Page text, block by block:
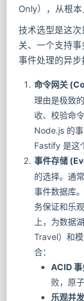
Only），从根本
技术选型是这
关、一个支持
事件处理的异步
命令网关
理由是极致
收、校验命
Node.js 的
Fastify 是这
事件存储
的选择。通
事件数据库
务保证和乐
上，为数据
Travel）和
合：
ACID 事
败，原
乐观并